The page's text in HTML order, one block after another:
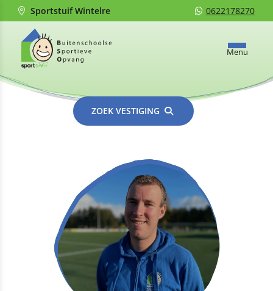
Sportstuif Wintelre 0622178270
Menu
ZOEK VESTIGING